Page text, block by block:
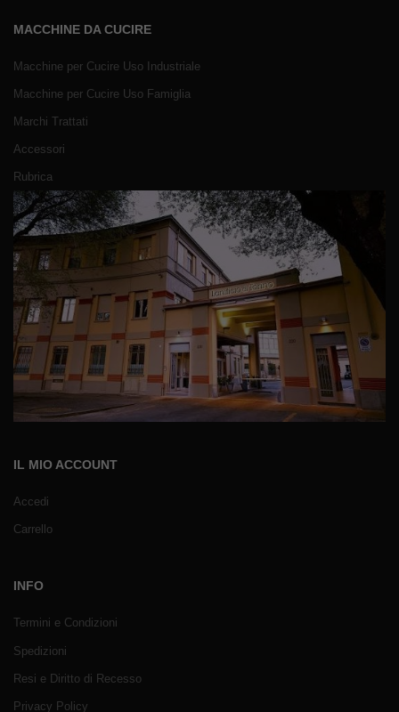
MACCHINE DA CUCIRE
Macchine per Cucire Uso Industriale
Macchine per Cucire Uso Famiglia
Marchi Trattati
Accessori
Rubrica
IL MIO ACCOUNT
Accedi
Carrello
INFO
Termini e Condizioni
Spedizioni
Resi e Diritto di Recesso
Privacy Policy